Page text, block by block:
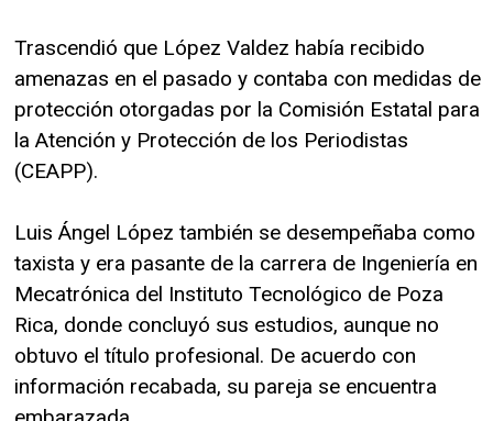
Trascendió que López Valdez había recibido
amenazas en el pasado y contaba con medidas de
protección otorgadas por la Comisión Estatal para
la Atención y Protección de los Periodistas
(CEAPP).
Luis Ángel López también se desempeñaba como
taxista y era pasante de la carrera de Ingeniería en
Mecatrónica del Instituto Tecnológico de Poza
Rica, donde concluyó sus estudios, aunque no
obtuvo el título profesional. De acuerdo con
información recabada, su pareja se encuentra